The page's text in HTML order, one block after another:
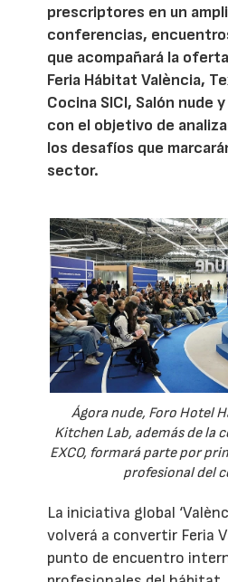
prescriptores en un
conferencias,
que acompañará la
Feria Hábitat València,
Cocina SICI, Salón nude
con el objetivo de
los desafíos que
sector.
Ágora nude, Foro Hotel
Kitchen Lab, además de la
EXCO, formará parte por
profesional del
La iniciativa global
volverá a convertir Feria
punto de encuentro